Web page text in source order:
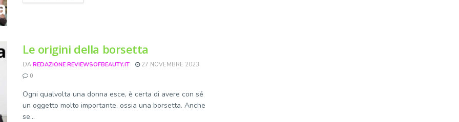
Le origini della borsetta
DA REDAZIONE REVIEWSOFBEAUTY.IT
27 NOVEMBRE 2023
0
Ogni qualvolta una donna esce, è certa di avere con sé
un oggetto molto importante, ossia una borsetta. Anche
se...